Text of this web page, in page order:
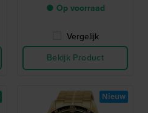
● Op voorraad
Vergelijk
Bekijk Product
Nieuw